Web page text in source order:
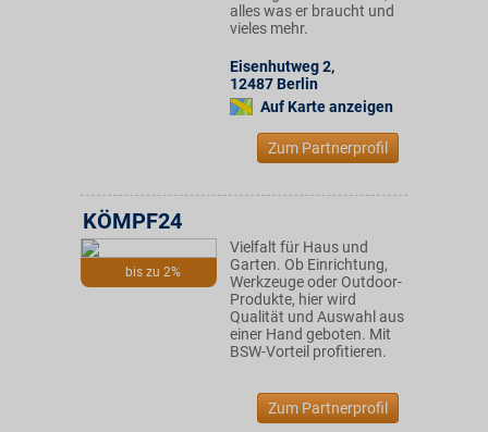
alles was er braucht und
vieles mehr.
Eisenhutweg 2,
12487 Berlin
Auf Karte anzeigen
Zum Partnerprofil
bis zu 2%
KÖMPF24
Vielfalt für Haus und
Garten. Ob Einrichtung,
Werkzeuge oder Outdoor-
Produkte, hier wird
Qualität und Auswahl aus
einer Hand geboten. Mit
BSW-Vorteil profitieren.
Zum Partnerprofil